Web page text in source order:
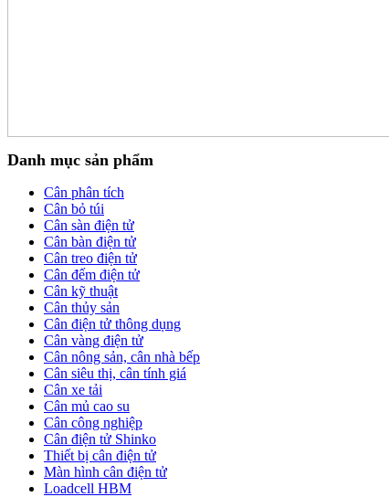
Danh mục sản phẩm
Cân phân tích
Cân bỏ túi
Cân sàn điện tử
Cân bàn điện tử
Cân treo điện tử
Cân đếm điện tử
Cân kỹ thuật
Cân thủy sản
Cân điện tử thông dụng
Cân vàng điện tử
Cân nông sản, cân nhà bếp
Cân siêu thị, cân tính giá
Cân xe tải
Cân mủ cao su
Cân công nghiệp
Cân điện tử Shinko
Thiết bị cân điện tử
Màn hình cân điện tử
Loadcell HBM